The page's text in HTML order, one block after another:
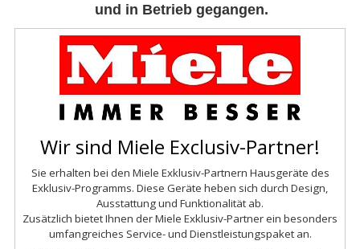
und in Betrieb gegangen.
Wir sind Miele Exclusiv-Partner!
Sie erhalten bei den Miele Exklusiv-Partnern Hausgeräte des
Exklusiv-Programms. Diese Geräte heben sich durch Design,
Ausstattung und Funktionalität ab.
Zusätzlich bietet Ihnen der Miele Exklusiv-Partner ein besonders
umfangreiches Service- und Dienstleistungspaket an.